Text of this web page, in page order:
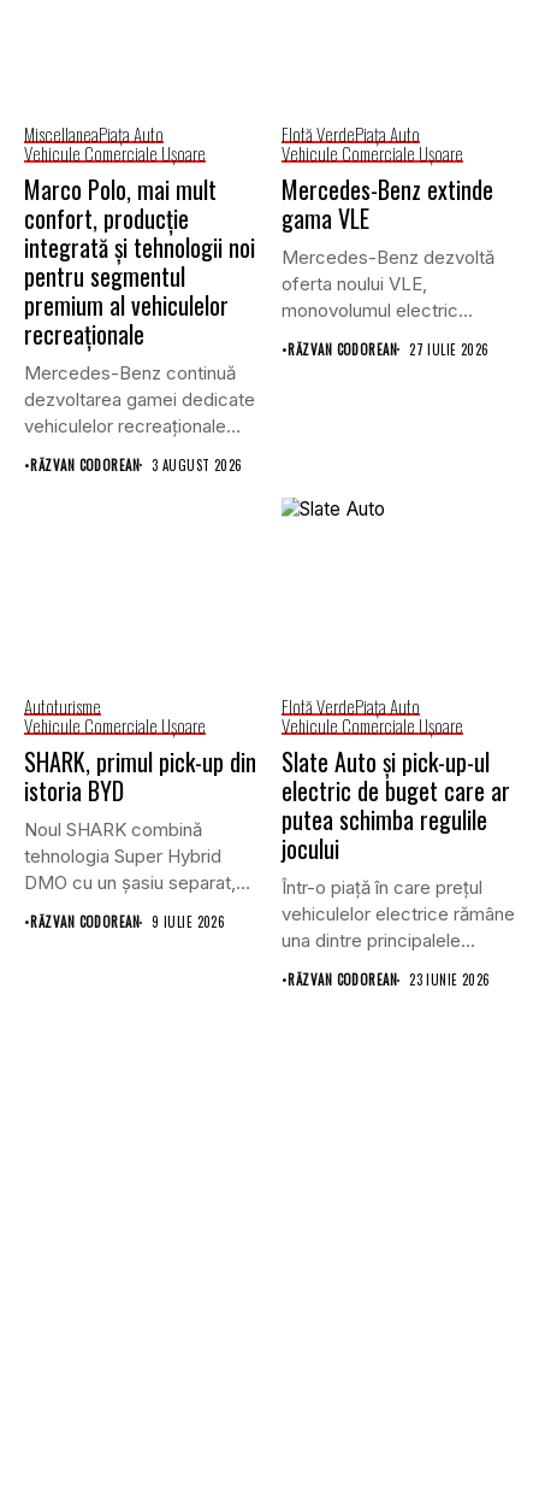
MiscellaneaPiaţa Auto
Vehicule Comerciale Uşoare
Marco Polo, mai mult
confort, producție
integrată și tehnologii noi
pentru segmentul
premium al vehiculelor
recreaționale
Mercedes-Benz continuă
dezvoltarea gamei dedicate
vehiculelor recreaționale
prin lansarea unei versiuni
actualizate...
•RĂZVAN CODOREAN 3 AUGUST 2026
Flotă VerdePiaţa Auto
Vehicule Comerciale Uşoare
Mercedes-Benz extinde
gama VLE
Mercedes-Benz dezvoltă
oferta noului VLE,
monovolumul electric
premium care își propune
să...
•RĂZVAN CODOREAN 27 IULIE 2026
Autoturisme
Vehicule Comerciale Uşoare
SHARK, primul pick-up din
istoria BYD
Noul SHARK combină
tehnologia Super Hybrid
DMO cu un șasiu separat,
tracțiune...
•RĂZVAN CODOREAN 9 IULIE 2026
Flotă VerdePiaţa Auto
Vehicule Comerciale Uşoare
Slate Auto și pick-up-ul
electric de buget care ar
putea schimba regulile
jocului
Într-o piață în care prețul
vehiculelor electrice rămâne
una dintre principalele
bariere...
•RĂZVAN CODOREAN 23 IUNIE 2026